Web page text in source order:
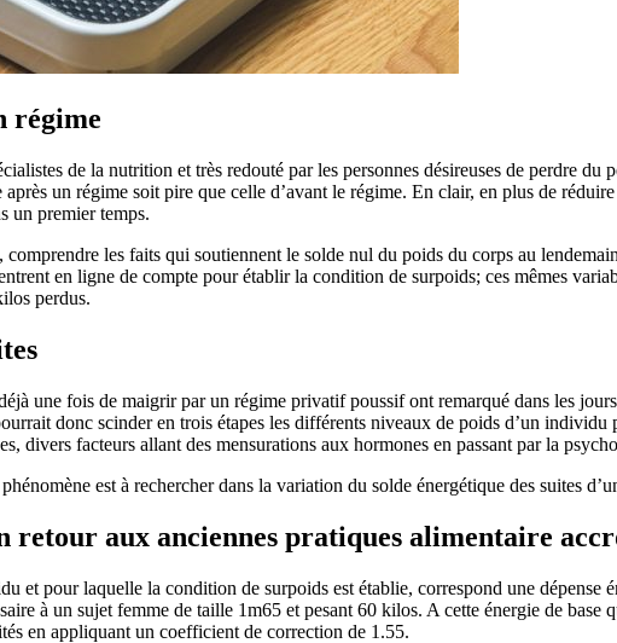
régime
de la nutrition et très redouté par les personnes désireuses de perdre
un régime soit pire que celle d’avant le régime. En clair, en plus de
un premier temps.
les faits qui soutiennent le solde nul du poids du corps au
en ligne de compte pour établir la condition de surpoids; ces mêmes
perdus.
une fois de maigrir par un régime privatif poussif ont remarqué dans les
donc scinder en trois étapes les différents niveaux de poids d’un
divers facteurs allant des mensurations aux hormones en passant par la
est à rechercher dans la variation du solde énergétique des suites
aux anciennes pratiques alimentaire
et pour laquelle la condition de surpoids est établie, correspond une dépense
à un sujet femme de taille 1m65 et pesant 60 kilos. A cette énergie de
en appliquant un coefficient de correction de 1.55.